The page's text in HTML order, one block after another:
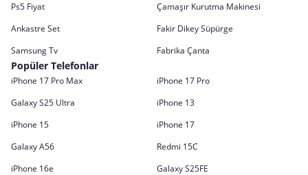
Ps5 Fiyat
Çamaşır Kurutma Makinesi
Ankastre Set
Fakir Dikey Süpürge
Samsung Tv
Fabrika Çanta
Popüler Telefonlar
iPhone 17 Pro Max
iPhone 17 Pro
Galaxy S25 Ultra
iPhone 13
iPhone 15
iPhone 17
Galaxy A56
Redmi 15C
iPhone 16e
Galaxy S25FE